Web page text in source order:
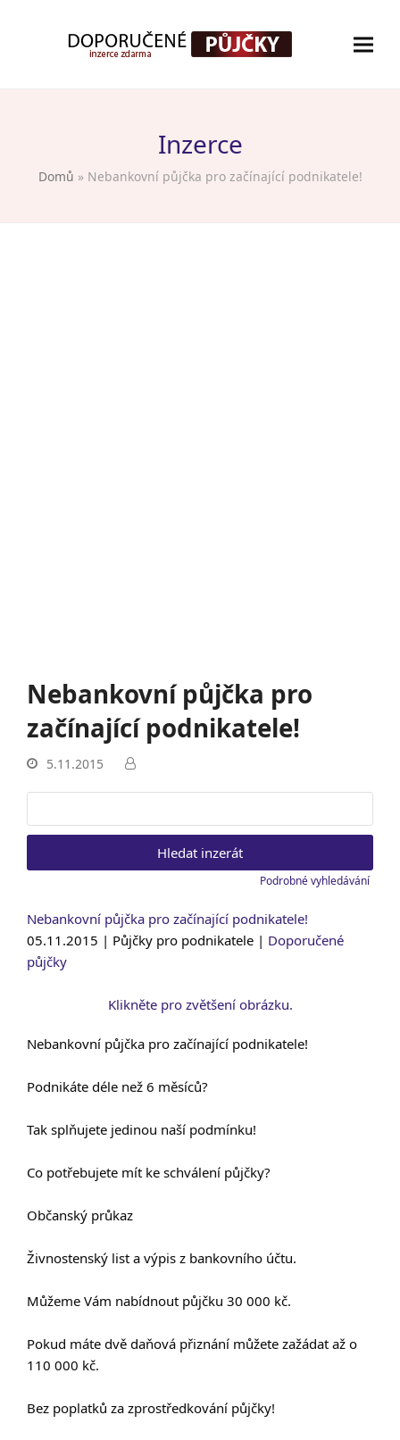
Inzerce
Domů » Nebankovní půjčka pro začínající podnikatele!
Nebankovní půjčka pro
začínající podnikatele!
5.11.2015
Podrobné vyhledávání
Nebankovní půjčka pro začínající podnikatele!
05.11.2015 | Půjčky pro podnikatele | Doporučené
půjčky
Klikněte pro zvětšení obrázku.
Nebankovní půjčka pro začínající podnikatele!
Podnikáte déle než 6 měsíců?
Tak splňujete jedinou naší podmínku!
Co potřebujete mít ke schválení půjčky?
Občanský průkaz
Živnostenský list a výpis z bankovního účtu.
Můžeme Vám nabídnout půjčku 30 000 kč.
Pokud máte dvě daňová přiznání můžete zažádat až o
110 000 kč.
Bez poplatků za zprostředkování půjčky!